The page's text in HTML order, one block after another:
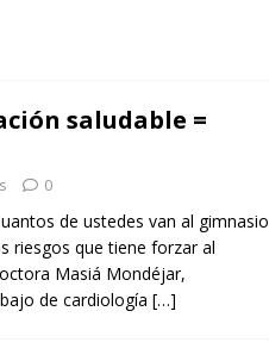
saludable =
0
de ustedes van al gimnasio
riesgos que tiene forzar al
Masiá Mondéjar,
de cardiología […]